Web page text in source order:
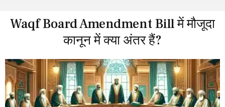
Waqf Board Amendment Bill में मौजूदा
कानून में क्या अंतर हैं?